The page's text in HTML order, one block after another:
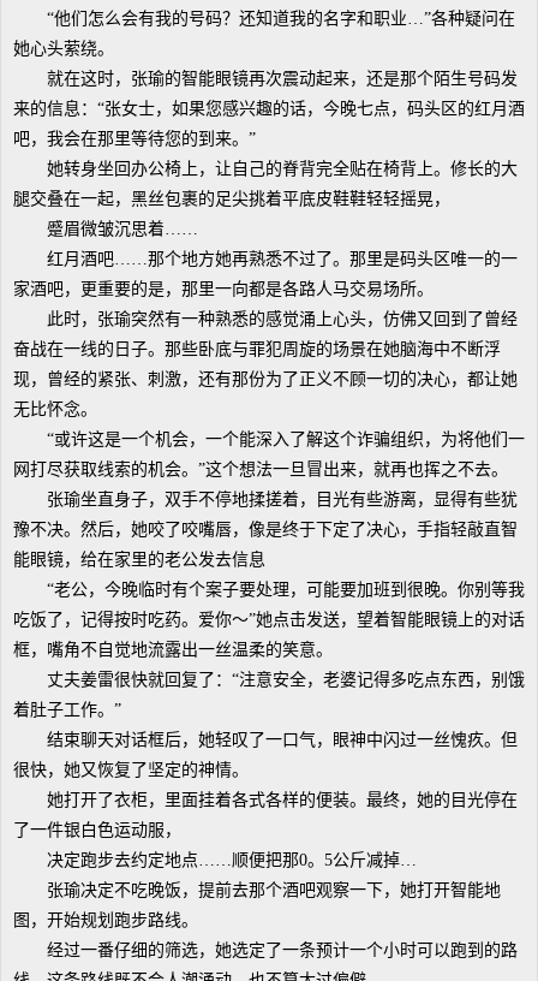
“他们怎么会有我的号码？还知道我的名字和职业…”各种疑问在
她心头萦绕。
就在这时，张瑜的智能眼镜再次震动起来，还是那个陌生号码发
来的信息：“张女士，如果您感兴趣的话，今晚七点，码头区的红月酒
吧，我会在那里等待您的到来。”
她转身坐回办公椅上，让自己的脊背完全贴在椅背上。修长的大
腿交叠在一起，黑丝包裹的足尖挑着平底皮鞋鞋轻轻摇晃，
蹙眉微皱沉思着……
红月酒吧……那个地方她再熟悉不过了。那里是码头区唯一的一
家酒吧，更重要的是，那里一向都是各路人马交易场所。
此时，张瑜突然有一种熟悉的感觉涌上心头，仿佛又回到了曾经
奋战在一线的日子。那些卧底与罪犯周旋的场景在她脑海中不断浮
现，曾经的紧张、刺激，还有那份为了正义不顾一切的决心，都让她
无比怀念。
“或许这是一个机会，一个能深入了解这个诈骗组织，为将他们一
网打尽获取线索的机会。”这个想法一旦冒出来，就再也挥之不去。
张瑜坐直身子，双手不停地揉搓着，目光有些游离，显得有些犹
豫不决。然后，她咬了咬嘴唇，像是终于下定了决心，手指轻敲直智
能眼镜，给在家里的老公发去信息
“老公，今晚临时有个案子要处理，可能要加班到很晚。你别等我
吃饭了，记得按时吃药。爱你～”她点击发送，望着智能眼镜上的对话
框，嘴角不自觉地流露出一丝温柔的笑意。
丈夫姜雷很快就回复了：“注意安全，老婆记得多吃点东西，别饿
着肚子工作。”
结束聊天对话框后，她轻叹了一口气，眼神中闪过一丝愧疚。但
很快，她又恢复了坚定的神情。
她打开了衣柜，里面挂着各式各样的便装。最终，她的目光停在
了一件银白色运动服，
决定跑步去约定地点……顺便把那0。5公斤减掉…
张瑜决定不吃晚饭，提前去那个酒吧观察一下，她打开智能地
图，开始规划跑步路线。
经过一番仔细的筛选，她选定了一条预计一个小时可以跑到的路